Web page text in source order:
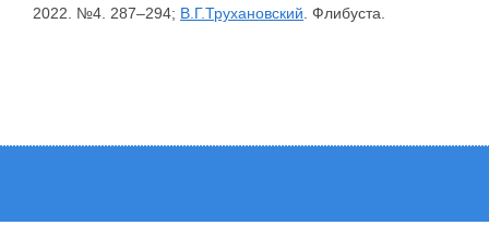
2022. №4. 287–294; В.Г.Трухановский . Флибуста.